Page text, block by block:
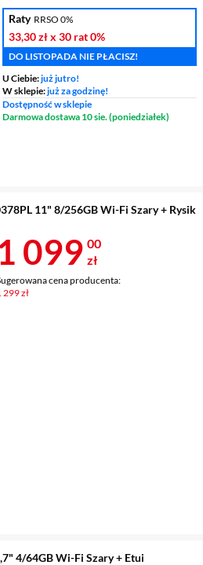
oknie)
Raty RRSO 0%
33,30 złx 30 rat0%
DO LISTOPADA NIE PŁACISZ!
U Ciebie:już jutro!
W sklepie:już za godzinę!
Dostępność w sklepie
Darmowa dostawa 10 sie. (poniedziałek)
11" 8/256GB Wi-Fi Szary + Rysik
1 099 zł
099 00
zł
cena producenta:
299 zł
4/64GB Wi-Fi Szary + Etui